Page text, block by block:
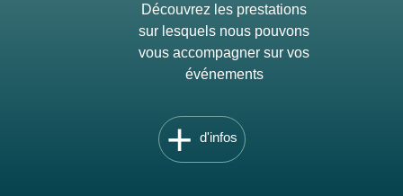
Découvrez les prestations
sur lesquels nous pouvons
vous accompagner sur vos
événements
+ d'infos